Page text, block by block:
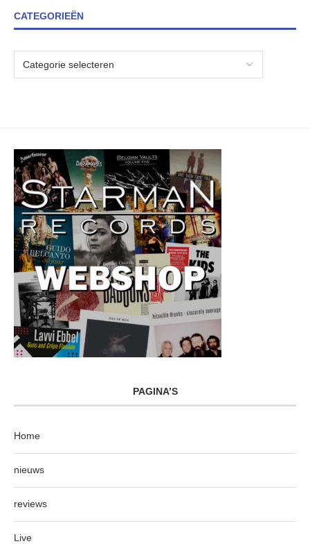
CATEGORIEËN
PAGINA’S
Home
nieuws
reviews
Live